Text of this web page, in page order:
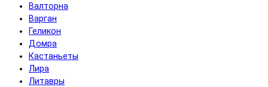
Валторна
Варган
Геликон
Домра
Кастаньеты
Лира
Литавры